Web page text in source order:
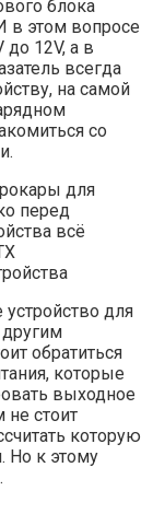
блока
в этом вопросе
до 12V, а в
всегда
на самой
со
для
перед
всё
для
другим
обратиться
которые
выходное
не стоит
которую
Но к этому